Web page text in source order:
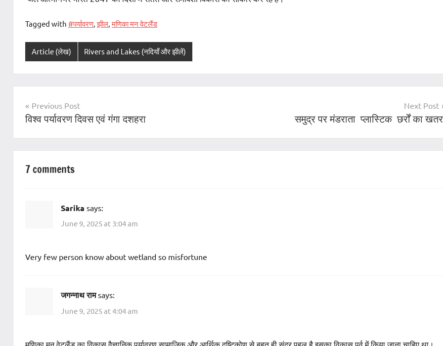
Tagged with #पर्यावरण,झील,मणिका मन वेटलैंड
Article (लेख) Rivers and Lakes (नदियाँ और झीलें)
Post
navigation
Previous Post
विश्व पर्यावरण दिवस एवं गंगा दशहरा
Next Post
समुद्र पर मंडराता प्लास्टिक छर्रों का
7 comments
Sarika says:
June 9, 2025 at 3:04 am
Very few person know about wetland so misfortune
जगन्नाथ राम says:
June 9, 2025 at 4:04 am
मणिका मन वेटलैंड का विकास वैज्ञानिक,पर्यावरण,सामाजिक और आर्थिक दृष्टिकोण से बहुत ही सुंदर पहल है,इसका विकास पूर्व में किया जाना चाहिए था।